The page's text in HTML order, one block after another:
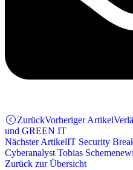
ZurückVorheriger Artikel
und GREEN IT
Nächster ArtikelIT Security
Cyberanalyst Tobias
Zurück zur Übersicht